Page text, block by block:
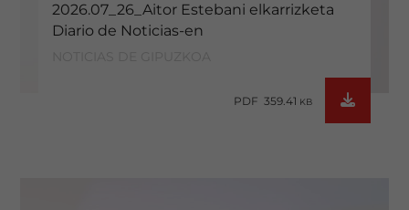
2026.07_26_Aitor Estebani elkarrizketa
Diario de Noticias-en
PDF 359.41 KB